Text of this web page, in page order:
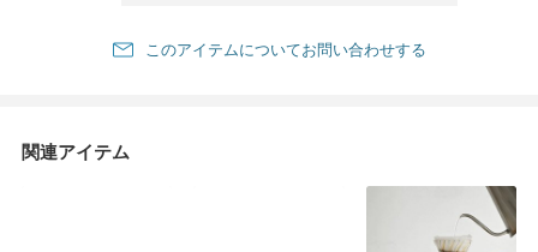
このアイテムについてお問い合わせする
関連アイテム